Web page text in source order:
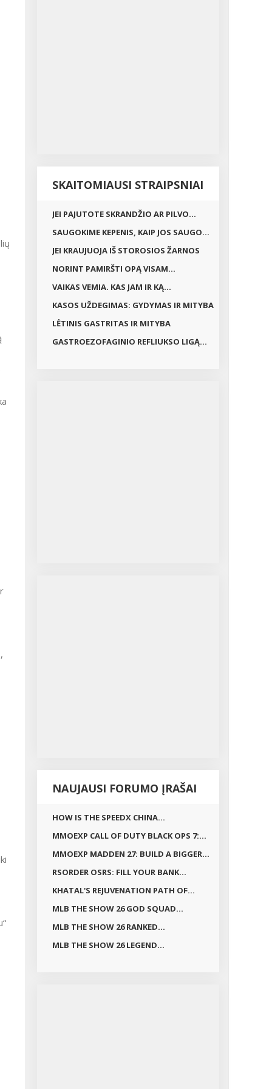
SKAITOMIAUSI STRAIPSNIAI
JEI PAJUTOTE SKRANDŽIO AR PILVO...
SAUGOKIME KEPENIS, KAIP JOS SAUGO...
JEI KRAUJUOJA IŠ STOROSIOS ŽARNOS
NORINT PAMIRŠTI OPĄ VISAM...
VAIKAS VEMIA. KAS JAM IR KĄ...
KASOS UŽDEGIMAS: GYDYMAS IR MITYBA
LĖTINIS GASTRITAS IR MITYBA
GASTROEZOFAGINIO REFLIUKSO LIGĄ...
NAUJAUSI FORUMO ĮRAŠAI
HOW IS THE SPEEDX CHINA...
MMOEXP CALL OF DUTY BLACK OPS 7:...
MMOEXP MADDEN 27: BUILD A BIGGER...
RSORDER OSRS: FILL YOUR BANK...
KHATAL'S REJUVENATION PATH OF...
MLB THE SHOW 26 GOD SQUAD...
MLB THE SHOW 26 RANKED...
MLB THE SHOW 26 LEGEND...